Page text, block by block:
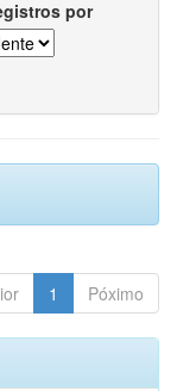
por
1 Póximo